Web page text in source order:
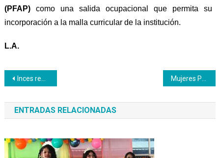
(PFAP)como una salida ocupacionalque permita su
incorporación a la malla curricular de la institución.
L.A.
Navegación
de
entradas
Inces realizará labores de reparación en planteles educativos
ENTRADAS RELACIONADAS